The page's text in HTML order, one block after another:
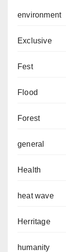
environment
Exclusive
Fest
Flood
Forest
general
Health
heat wave
Herritage
humanity